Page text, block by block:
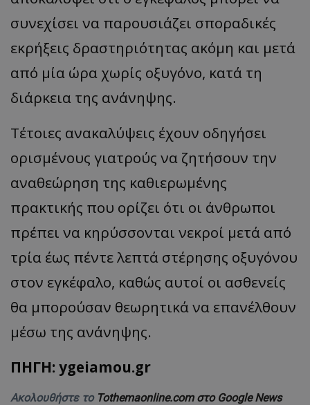
συνεχίσει να παρουσιάζει σποραδικές
εκρήξεις δραστηριότητας ακόμη και μετά
από μία ώρα χωρίς οξυγόνο, κατά τη
διάρκεια της ανάνηψης.
Τέτοιες ανακαλύψεις έχουν οδηγήσει
ορισμένους γιατρούς να ζητήσουν την
αναθεώρηση της καθιερωμένης
πρακτικής που ορίζει ότι οι άνθρωποι
πρέπει να κηρύσσονται νεκροί μετά από
τρία έως πέντε λεπτά στέρησης οξυγόνου
στον εγκέφαλο, καθώς αυτοί οι ασθενείς
θα μπορούσαν θεωρητικά να επανέλθουν
μέσω της ανάνηψης.
ΠΗΓΗ: ygeiamou.gr
Ακολουθήστε το Tothemaonline.com στο Google News